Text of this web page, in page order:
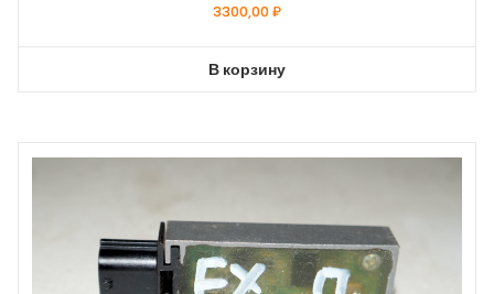
3300,00₽
В корзину